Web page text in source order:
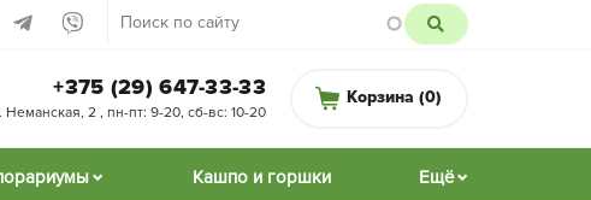
Корзина (0)
+375 (29) 647-33-33
Неманская, 2 , пн-пт: 9-20, сб-вс: 10-20
Кашпо и горшки Ещё